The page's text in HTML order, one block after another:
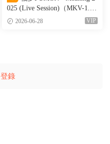
025 (Live Session)（MKV-1.56
G）2026-06-28 VIP
登錄